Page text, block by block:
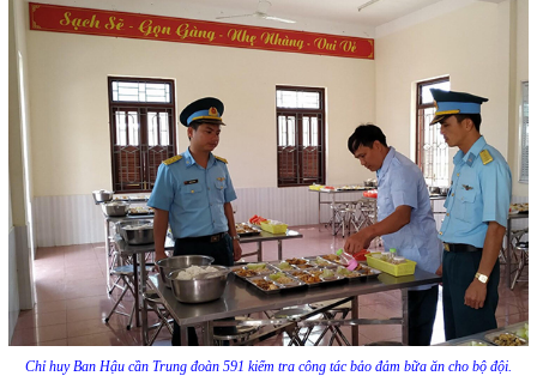
Chỉ huy Ban Hậu cần Trung đoàn 591 kiểm tra công tác bảo đảm bữa ăn cho bộ đội.